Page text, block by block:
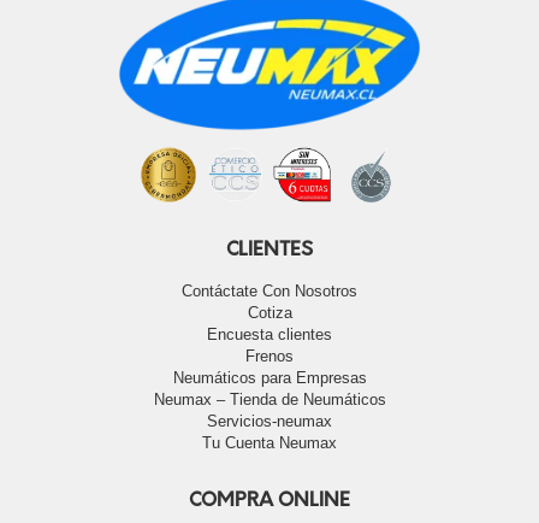
CLIENTES
Contáctate Con Nosotros
Cotiza
Encuesta clientes
Frenos
Neumáticos para Empresas
Neumax – Tienda de Neumáticos
Servicios-neumax
Tu Cuenta Neumax
COMPRA ONLINE